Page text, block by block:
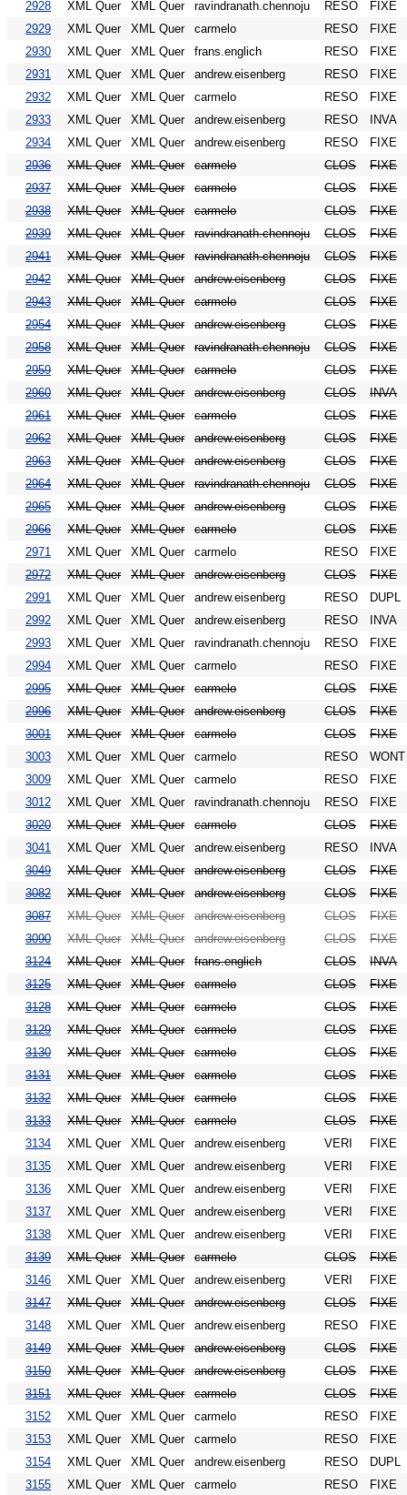
2928 XML Quer XML Quer ravindranath.chennoju RESO
FIXE
2929
XML Quer XML Quer carmelo RESO
FIXE
2930
XML Quer XML Quer frans.englich RESO
FIXE
2931
XML Quer XML Quer andrew.eisenberg RESO
FIXE
2932
XML Quer XML Quer carmelo RESO
FIXE
2933
XML Quer XML Quer andrew.eisenberg RESO
INVA
2934
XML Quer XML Quer andrew.eisenberg RESO
FIXE
2936
XML Quer XML Quer carmelo CLOS
FIXE
2937
XML Quer XML Quer carmelo CLOS
FIXE
2938
XML Quer XML Quer carmelo CLOS
FIXE
2939
XML Quer XML Quer ravindranath.chennoju CLOS
FIXE
2941
XML Quer XML Quer ravindranath.chennoju CLOS
FIXE
2942
XML Quer XML Quer andrew.eisenberg CLOS
FIXE
2943
XML Quer XML Quer carmelo CLOS
FIXE
2954
XML Quer XML Quer andrew.eisenberg CLOS
FIXE
2958
XML Quer XML Quer ravindranath.chennoju CLOS
FIXE
2959
XML Quer XML Quer carmelo CLOS
FIXE
2960
XML Quer XML Quer andrew.eisenberg CLOS
INVA
2961
XML Quer XML Quer carmelo CLOS
FIXE
2962
XML Quer XML Quer andrew.eisenberg CLOS
FIXE
2963
XML Quer XML Quer andrew.eisenberg CLOS
FIXE
2964
XML Quer XML Quer ravindranath.chennoju CLOS
FIXE
2965
XML Quer XML Quer andrew.eisenberg CLOS
FIXE
2966
XML Quer XML Quer carmelo CLOS
FIXE
2971
XML Quer XML Quer carmelo RESO
FIXE
2972
XML Quer XML Quer andrew.eisenberg CLOS
FIXE
2991
XML Quer XML Quer andrew.eisenberg RESO
DUPL
2992
XML Quer XML Quer andrew.eisenberg RESO
INVA
2993
XML Quer XML Quer ravindranath.chennoju RESO
FIXE
2994
XML Quer XML Quer carmelo RESO
FIXE
2995
XML Quer XML Quer carmelo CLOS
FIXE
2996
XML Quer XML Quer andrew.eisenberg CLOS
FIXE
3001
XML Quer XML Quer carmelo CLOS
FIXE
3003
XML Quer XML Quer carmelo RESO
WONT
3009
XML Quer XML Quer carmelo RESO
FIXE
3012
XML Quer XML Quer ravindranath.chennoju RESO
FIXE
3020
XML Quer XML Quer carmelo CLOS
FIXE
3041
XML Quer XML Quer andrew.eisenberg RESO
INVA
3049
XML Quer XML Quer andrew.eisenberg CLOS
FIXE
3082
XML Quer XML Quer andrew.eisenberg CLOS
FIXE
3087
XML Quer XML Quer andrew.eisenberg CLOS
FIXE
3090
XML Quer XML Quer andrew.eisenberg CLOS
FIXE
3124
XML Quer XML Quer frans.englich CLOS
INVA
3125
XML Quer XML Quer carmelo CLOS
FIXE
3128
XML Quer XML Quer carmelo CLOS
FIXE
3129
XML Quer XML Quer carmelo CLOS
FIXE
3130
XML Quer XML Quer carmelo CLOS
FIXE
3131
XML Quer XML Quer carmelo CLOS
FIXE
3132
XML Quer XML Quer carmelo CLOS
FIXE
3133
XML Quer XML Quer carmelo CLOS
FIXE
3134
XML Quer XML Quer andrew.eisenberg VERI
FIXE
3135
XML Quer XML Quer andrew.eisenberg VERI
FIXE
3136
XML Quer XML Quer andrew.eisenberg VERI
FIXE
3137
XML Quer XML Quer andrew.eisenberg VERI
FIXE
3138
XML Quer XML Quer andrew.eisenberg VERI
FIXE
3139
XML Quer XML Quer carmelo CLOS
FIXE
3146
XML Quer XML Quer andrew.eisenberg VERI
FIXE
3147
XML Quer XML Quer andrew.eisenberg CLOS
FIXE
3148
XML Quer XML Quer andrew.eisenberg RESO
FIXE
3149
XML Quer XML Quer andrew.eisenberg CLOS
FIXE
3150
XML Quer XML Quer andrew.eisenberg CLOS
FIXE
3151
XML Quer XML Quer carmelo CLOS
FIXE
3152
XML Quer XML Quer carmelo RESO
FIXE
3153
XML Quer XML Quer carmelo RESO
FIXE
3154
XML Quer XML Quer andrew.eisenberg RESO
DUPL
3155
XML Quer XML Quer carmelo RESO
FIXE